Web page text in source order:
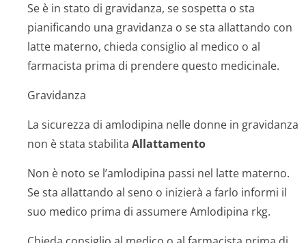
Se è in stato di gravidanza, se sospetta o sta
pianificando una gravidanza o se sta allattando con
latte materno, chieda consiglio al medico o al
farmacista prima di prendere questo medicinale.
Gravidanza
La sicurezza di amlodipina nelle donne in gravidanza
non è stata stabilita Allattamento
Non è noto se l’amlodipina passi nel latte materno.
Se sta allattando al seno o inizierà a farlo informi il
suo medico prima di assumere Amlodipina rkg.